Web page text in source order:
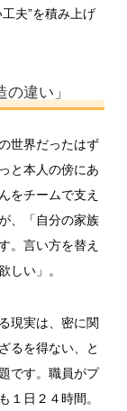
夫”を積み上げ
違い」
世界だったはず
と本人の傍にあ
をチームで支え
、「自分の家族
。言い方を替え
しい」。
現実は、密に関
るを得ない、と
です。職員がプ
１日２４時間。